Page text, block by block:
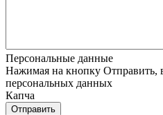
Персональные данные
Нажимая на кнопку Отправить,
персональных данных
Капча
Отправить